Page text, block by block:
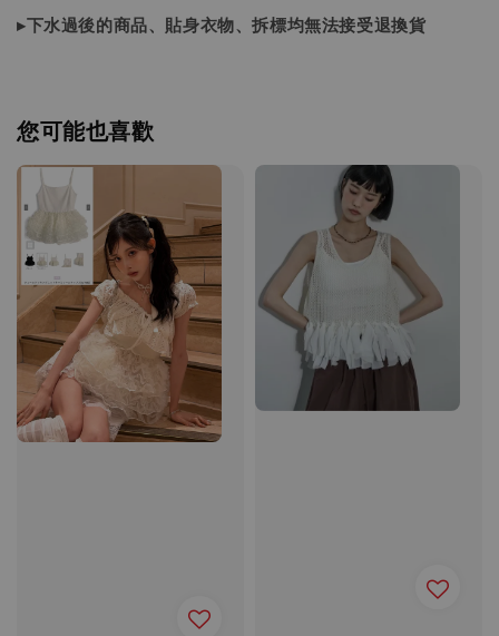
▸下水過後的商品、貼身衣物、拆標均無法接受退換貨
您可能也喜歡